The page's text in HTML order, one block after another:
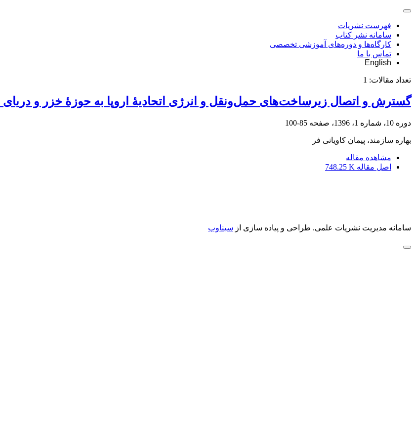
فهرست نشریات
سامانه نشر کتاب
کارگاه‌ها و دوره‌های آموزشی تخصصی
تماس با ما
English
تعداد مقالات: 1
گسترش و اتصال زیرساخت‌های حمل‌ونقل و انرژی اتحادیۀ اروپا به حوزۀ خزر و دریای
دوره 10، شماره 1، 1396، صفحه 85-100
بهاره سازمند، پیمان کاویانی فر
مشاهده مقاله
اصل مقاله 748.25 K
سامانه مدیریت نشریات علمی. طراحی و پیاده سازی از سیناوب